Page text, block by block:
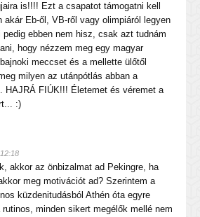
is!!!! Ezt a csapatot támogatni kell
akár Eb-ől, VB-ről vagy olimpiáról legyen
ebben nem hisz, csak azt tudnám
hogy nézzem meg egy magyar
bajnoki meccset és a mellette ülőtől
milyen az utánpótlás abban a
HAJRÁ FIÚK!!! Életemet és véremet a
:)
akkor az önbizalmat ad Pekingre, ha
meg motivációt ad? Szerintem a
küzdenitudásból Athén óta egyre
rutinos, minden sikert megélők mellé nem